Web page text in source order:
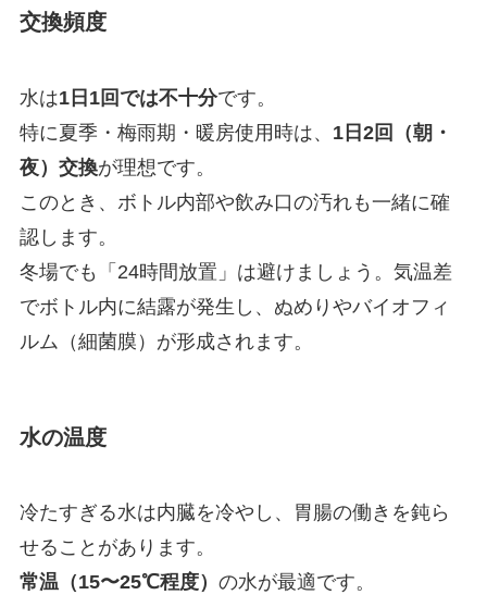
交換頻度
水は1日1回では不十分です。
特に夏季・梅雨期・暖房使用時は、 1日2回（朝・
夜）交換が理想です。
このとき、ボトル内部や飲み口の汚れも一緒に確
認します。
冬場でも「24時間放置」は避けましょう。気温差
でボトル内に結露が発生し、ぬめりやバイオフィ
ルム（細菌膜）が形成されます。
水の温度
冷たすぎる水は内臓を冷やし、胃腸の働きを鈍ら
せることがあります。
常温（15〜25℃程度） の水が最適です。